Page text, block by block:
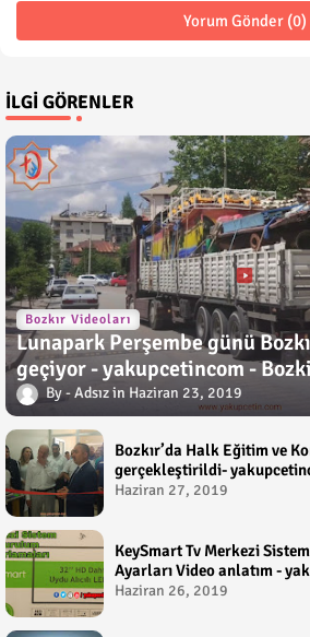
Yorum Gönder (0)
İLGI GÖRENLER
Bozkır Videoları
Lunapark Perşembe günü
geçiyor - yakupcetincom -
Adsız Haziran 23, 2019
Bozkır’da Halk Eğitim ve
gerçekleştirildi-
Haziran 27, 2019
KeySmart Tv Merkezi
Ayarları Video anlatım -
Çetin
Haziran 26, 2019